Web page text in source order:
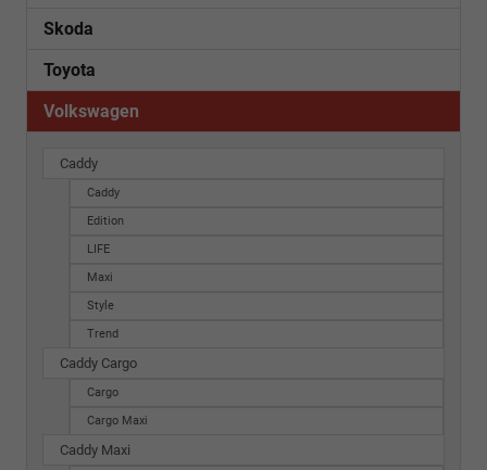
Skoda
Toyota
Volkswagen
Caddy
Caddy
Edition
LIFE
Maxi
Style
Trend
Caddy Cargo
Cargo
Cargo Maxi
Caddy Maxi